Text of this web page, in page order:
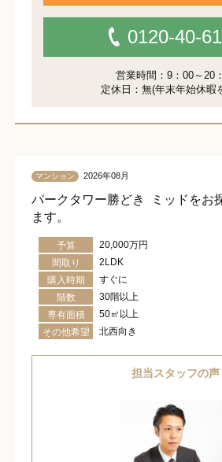
0120-40-
営業時間：9：00～20
定休日：無(年末年始休暇
マンション 2026年08月
パークタワー勝どき ミッドをお
ます。
予算
20,000万円
間取り
2LDK
購入時期
すぐに
階数
30階以上
専有面積
50㎡以上
その他希望
北西向き
担当スタッフの声